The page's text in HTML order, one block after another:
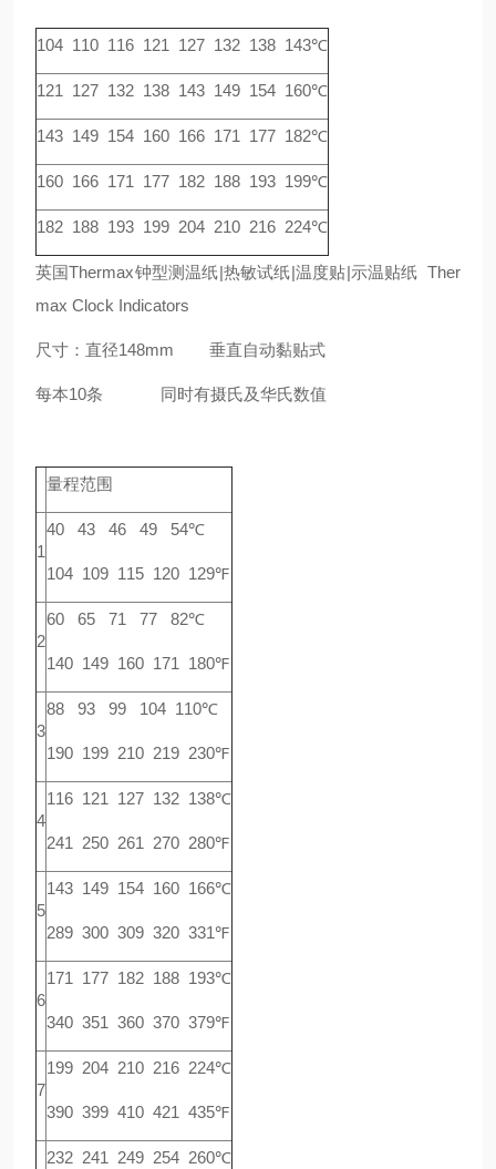
104 110 116 121 127 132 138 143℃
121 127 132 138 143 149 154 160℃
143 149 154 160 166 171 177 182℃
160 166 171 177 182 188 193 199℃
182 188 193 199 204 210 216 224℃
英国Thermax钟型测温纸|热敏试纸|温度贴|示温贴纸 Ther
max Clock Indicators
尺寸：直径148mm 垂直自动黏贴式
每本10条 同时有摄氏及华氏数值
量程范围
1
40 43 46 49 54℃
104 109 115 120 129℉
2
60 65 71 77 82℃
140 149 160 171 180℉
3
88 93 99 104 110℃
190 199 210 219 230℉
4
116 121 127 132 138℃
241 250 261 270 280℉
5
143 149 154 160 166℃
289 300 309 320 331℉
6
171 177 182 188 193℃
340 351 360 370 379℉
7
199 204 210 216 224℃
390 399 410 421 435℉
232 241 249 254 260℃